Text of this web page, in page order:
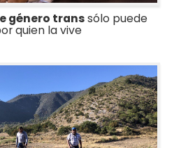
género transsólo puede
quien la vive